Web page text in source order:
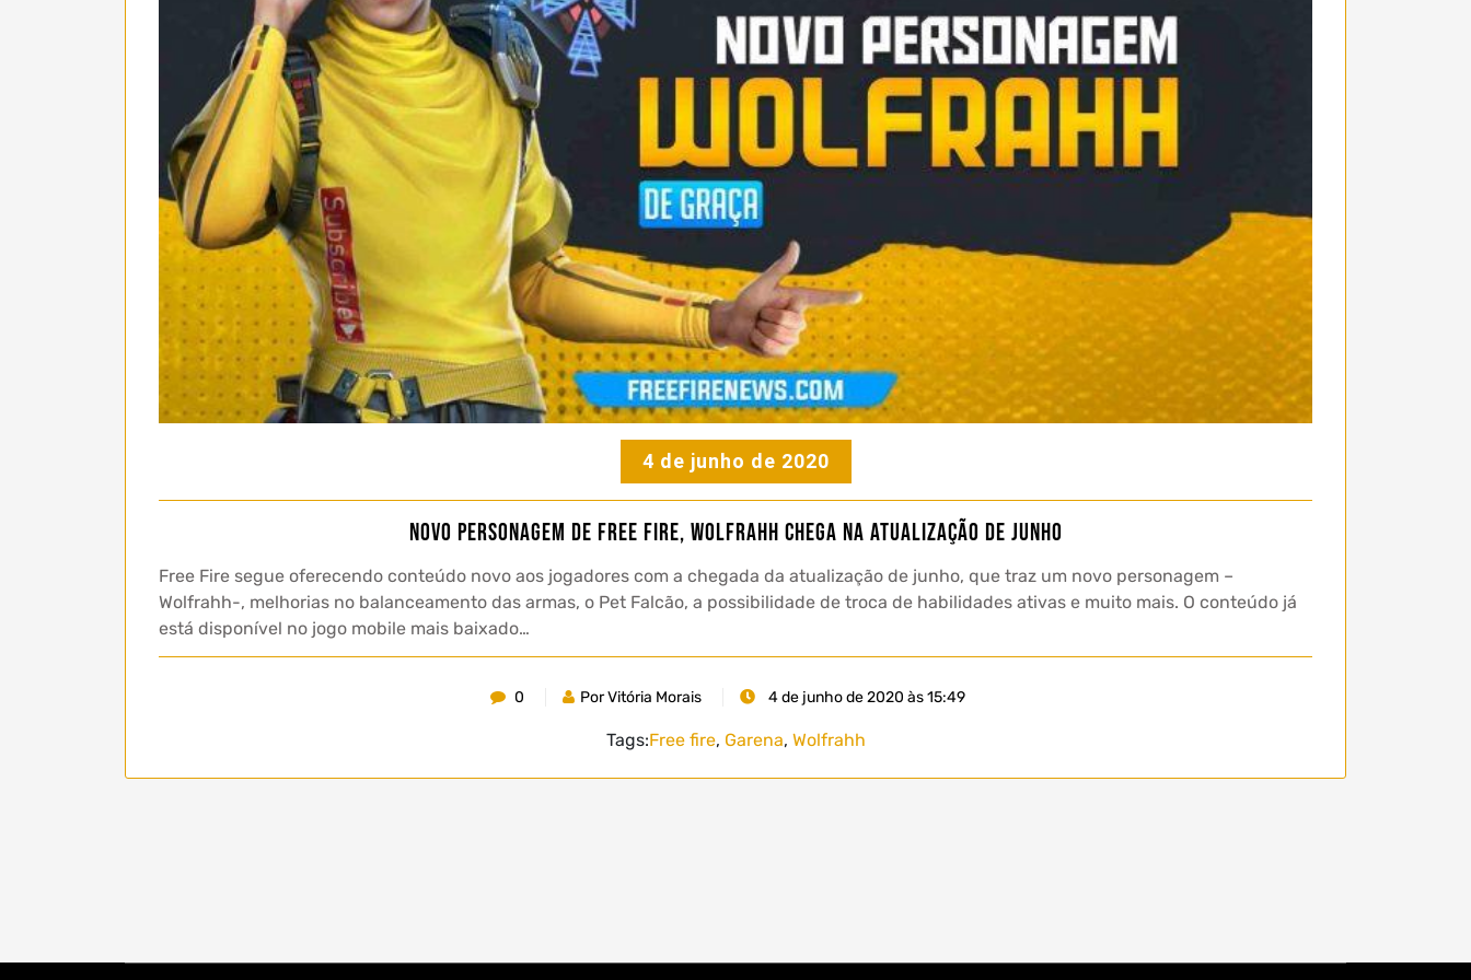
4 de junho de 2020
Novo personagem de Free Fire, Wolfrahh chega na atualização de junho
Free Fire segue oferecendo conteúdo novo aos jogadores com a chegada da atualização de junho, que traz um novo personagem –
Wolfrahh-, melhorias no balanceamento das armas, o Pet Falcão, a possibilidade de troca de habilidades ativas e muito mais. O conteúdo já
está disponível no jogo mobile mais baixado…
0 Por Vitória Morais 4 de junho de 2020 às 15:49
Tags:Free fire, Garena, Wolfrahh